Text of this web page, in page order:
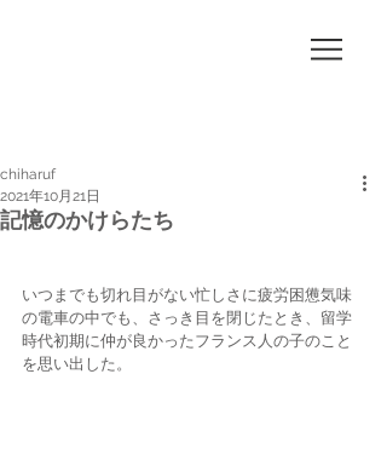
記憶のかけらたち
chiharuf
2021年10月21日
いつまでも切れ目がない忙しさに疲労困憊気味
の電車の中でも、さっき目を閉じたとき、留学
時代初期に仲が良かったフランス人の子のこと
を思い出した。